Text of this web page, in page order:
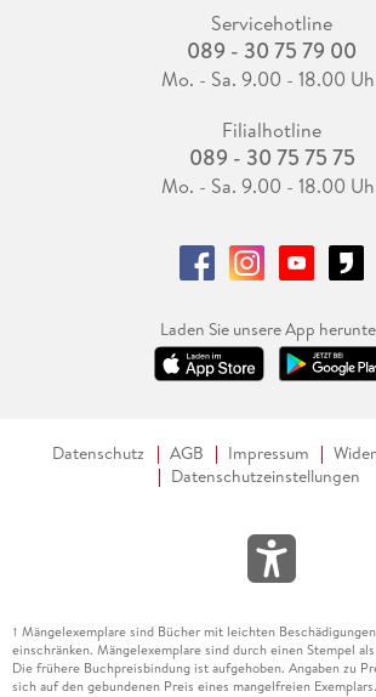
Servicehotline
089 - 30 75 79 00
Mo. - Sa. 9.00 - 18.00
Filialhotline
089 - 30 75 75 75
Mo. - Sa. 9.00 - 18.00
Laden Sie unsere App
Datenschutz AGB Impressum
Datenschutzeinstellungen
1 Mängelexemplare sind Bücher mit leichten
einschränken. Mängelexemplare sind durch einen Stempel
Die frühere Buchpreisbindung ist aufgehoben. Angaben zu
sich auf den gebundenen Preis eines mangelfreien Exemplars.